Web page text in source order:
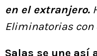
en el extranjero.
Eliminatorias con
Salas se une así